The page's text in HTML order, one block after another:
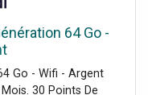
64 Go -
Go - Wifi - Argent
30 Points De